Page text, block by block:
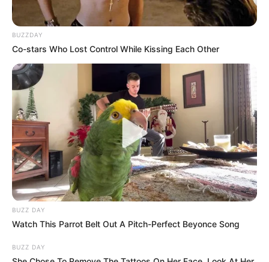
(foto: brightside)
9. Berperan sebagai badut menyeramkan, Bill
BUZZDAY
Co-stars Who Lost Control While Kissing Each Other
BUZZ DAY
Watch This Parrot Belt Out A Pitch-Perfect Beyonce Song
BUZZ DAY